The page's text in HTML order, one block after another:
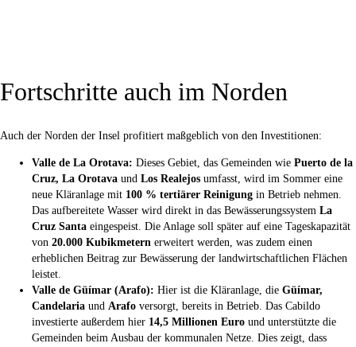
Fortschritte auch im Norden
Auch der Norden der Insel profitiert maßgeblich von den Investitionen:
Valle de La Orotava: Dieses Gebiet, das Gemeinden wie Puerto de la
Cruz, La Orotava und Los Realejos umfasst, wird im Sommer eine
neue Kläranlage mit 100 % tertiärer Reinigung in Betrieb nehmen.
Das aufbereitete Wasser wird direkt in das Bewässerungssystem La
Cruz Santa eingespeist. Die Anlage soll später auf eine Tageskapazität
von 20.000 Kubikmetern erweitert werden, was zudem einen
erheblichen Beitrag zur Bewässerung der landwirtschaftlichen Flächen
leistet.
Valle de Güímar (Arafo): Hier ist die Kläranlage, die Güímar,
Candelaria und Arafo versorgt, bereits in Betrieb. Das Cabildo
investierte außerdem hier 14,5 Millionen Euro und unterstützte die
Gemeinden beim Ausbau der kommunalen Netze. Dies zeigt, dass